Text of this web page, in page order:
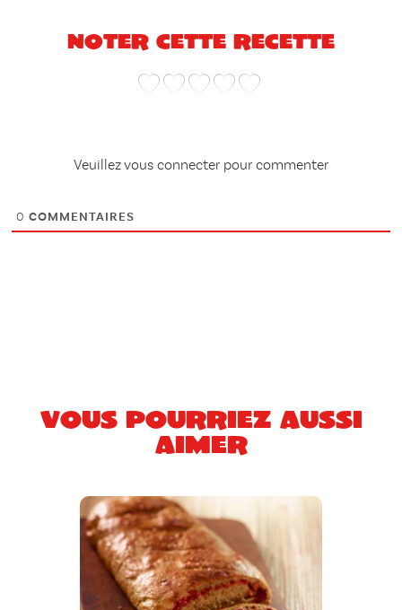
Noter cette recette
Veuillez vous connecter pour commenter
0 COMMENTAIRES
Vous pourriez aussi
aimer